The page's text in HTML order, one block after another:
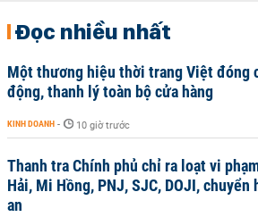
Đọc nhiều nhất
Một thương hiệu thời trang Việt đóng
động, thanh lý toàn bộ cửa hàng
KINH DOANH - 10 giờ trước
Thanh tra Chính phủ chỉ ra loạt vi
Hải, Mi Hồng, PNJ, SJC, DOJI, chuyển
an